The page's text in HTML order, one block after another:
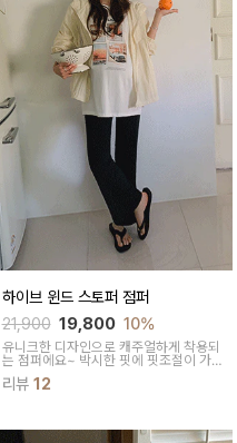
하이브 윈드 스토퍼 점퍼
21,900 19,800 10%
유니크한 디자인으로 캐주얼하게 착용되
는 점퍼에요~ 박시한 핏에 핏조절이 가
능해 착용감이 편해요
리뷰 12